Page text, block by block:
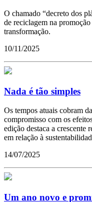
O chamado “decreto dos
de reciclagem na
transformação.
10/11/2025
Nada é tão simples
Os tempos atuais cobram
compromisso com os
edição destaca a crescente
em relação à
14/07/2025
Um ano novo e